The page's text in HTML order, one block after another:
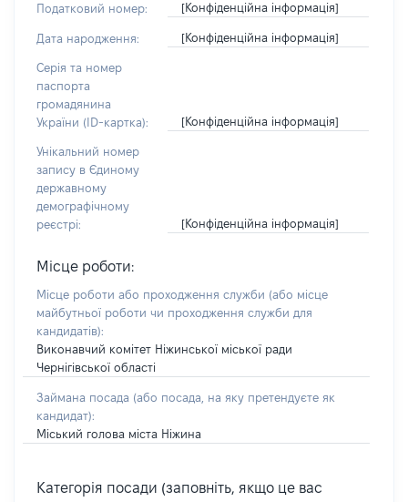
Податковий номер: [Конфіденційна інформація]
Дата народження: [Конфіденційна інформація]
Серія та номер
паспорта
громадянина
України (ID-картка):
[Конфіденційна інформація]
Унікальний номер
запису в Єдиному
державному
демографічному
реєстрі:
[Конфіденційна інформація]
Місце роботи:
Місце роботи або проходження служби (або місце
майбутньої роботи чи проходження служби для
кандидатів):
Виконавчий комітет Ніжинської міської ради
Чернігівської області
Займана посада (або посада, на яку претендуєте як
кандидат):
Міський голова міста Ніжина
Категорія посади (заповніть, якщо це вас